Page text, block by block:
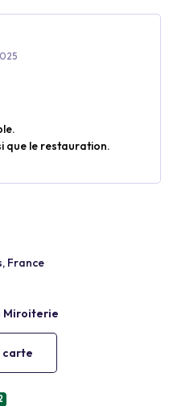
que le restauration.
France
carte